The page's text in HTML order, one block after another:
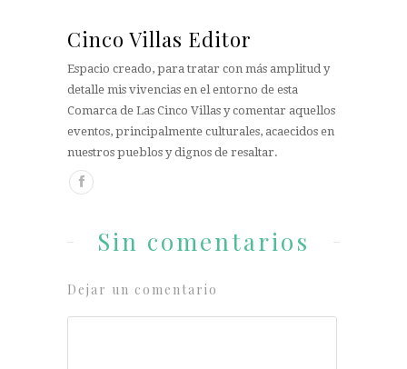
Cinco Villas Editor
Espacio creado, para tratar con más amplitud y
detalle mis vivencias en el entorno de esta
Comarca de Las Cinco Villas y comentar aquellos
eventos, principalmente culturales, acaecidos en
nuestros pueblos y dignos de resaltar.
Sin comentarios
Dejar un comentario